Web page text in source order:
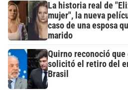
La historia real de
mujer", la nueva
caso de una esposa
marido
Quirno reconoció
solicitó el retiro del
Brasil